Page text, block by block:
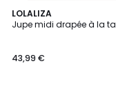
LOLALIZA
Jupe midi drapée à la
43,99 €